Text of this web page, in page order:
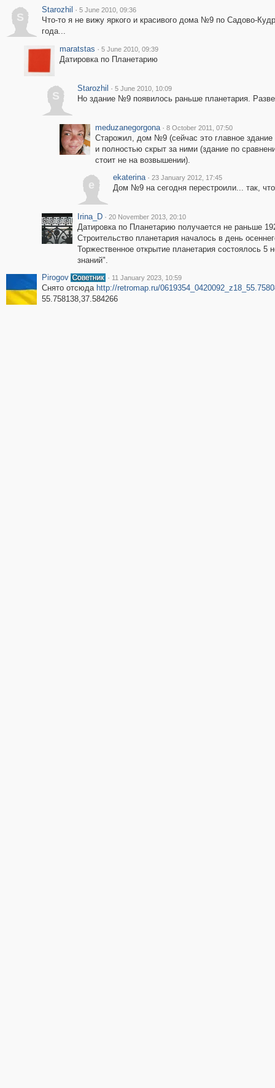
S
Starozhil · 5 June 2010, 09:36
Что-то я не вижу яркого и красивого дома №9 по Садово-
года...
maratstas · 5 June 2010, 09:39
Датировка по Планетарию
S
Starozhil · 5 June 2010, 10:09
Но здание №9 появилось раньше планетария.
meduzanegorgona · 8 October 2011, 07:50
Старожил, дом №9 (сейчас это главное
и полностью скрыт за ними (здание по
стоит не на возвышении).
e
ekaterina · 23 January 2012, 17:45
Дом №9 на сегодня перестроили... так,
Irina_D · 20 November 2013, 20:10
Датировка по Планетарию получается не раньше
Строительство планетария началось в день
Торжественное открытие планетария состоялось 5
знаний".
Pirogov
· 11 January 2023, 10:59
Снято отсюда http://retromap.ru/
55.758138,37.584266